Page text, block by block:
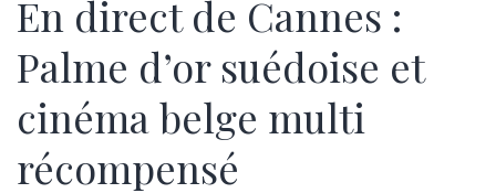
En direct de Cannes :
Palme d’or suédoise et
cinéma belge multi
récompensé